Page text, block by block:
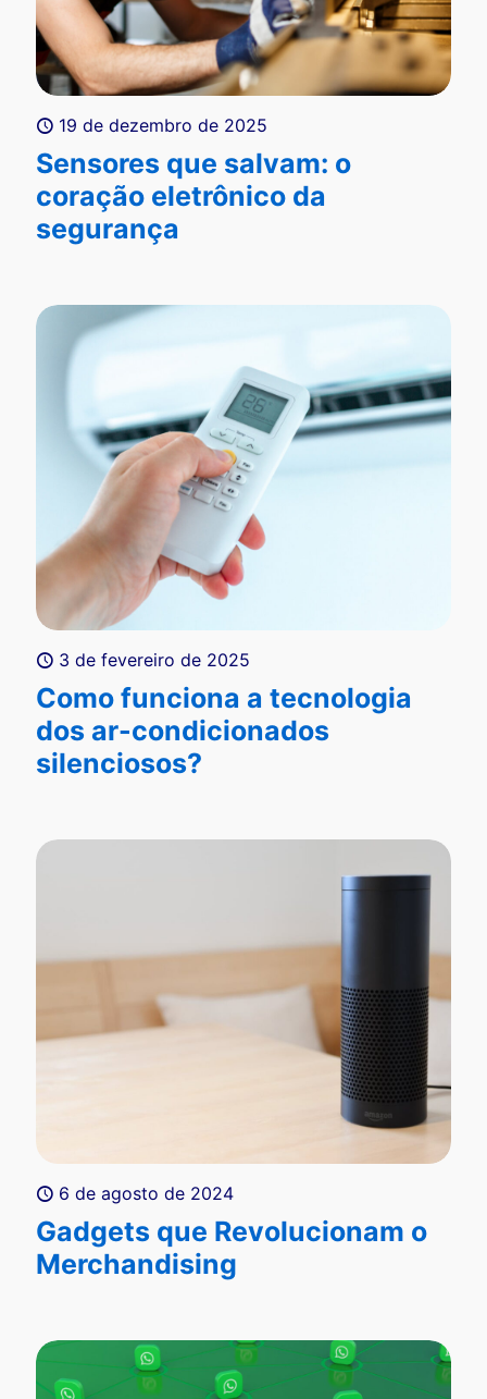
19 de dezembro de 2025
Sensores que salvam: o
coração eletrônico da
segurança
3 de fevereiro de 2025
Como funciona a tecnologia
dos ar-condicionados
silenciosos?
6 de agosto de 2024
Gadgets que Revolucionam o
Merchandising